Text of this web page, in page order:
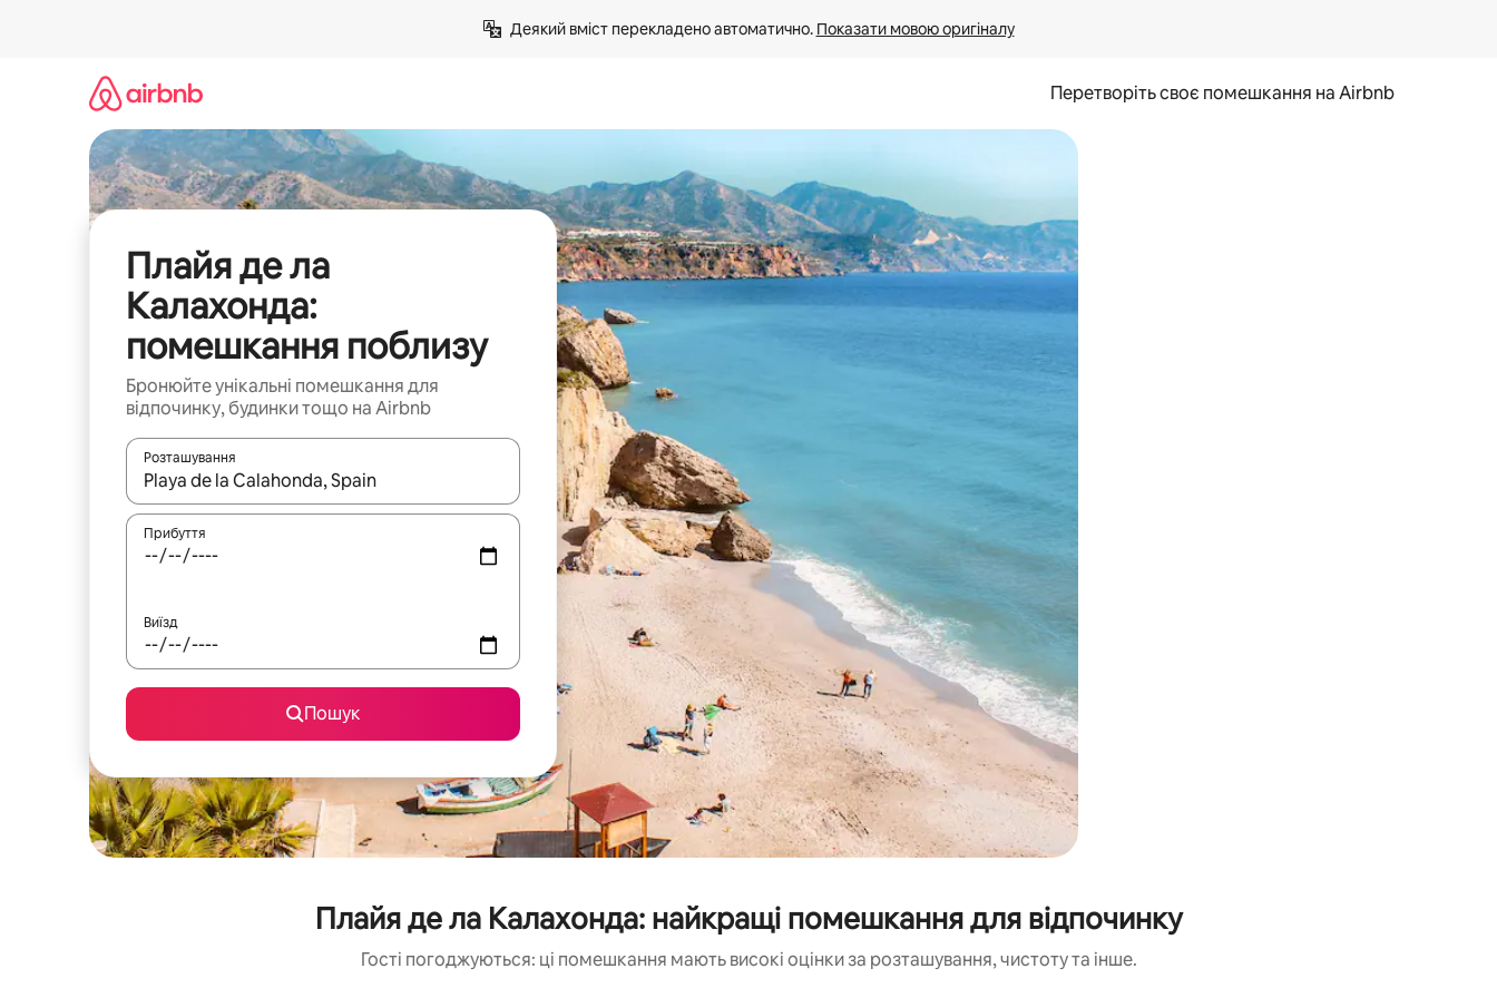
Деякий вміст перекладено автоматично. Показати мовою оригіналу
Перетворіть своє помешкання на Airbnb
Плайя де ла
Калахонда:
помешкання поблизу
Бронюйте унікальні помешкання для
відпочинку, будинки тощо на Airbnb
Розташування
Отримавши результати пошуку, використовуйте для навігації сторінкою клавіші зі стрілками вгору та вниз або жести дотику та гортання.
Прибуття
Виїзд
Пошук
Плайя де ла Калахонда: найкращі помешкання для відпочинку
Гості погоджуються: ці помешкання мають високі оцінки за розташування, чистоту та інше.